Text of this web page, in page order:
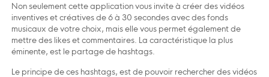
Non seulement cette application vous invite à créer des vidéos
inventives et créatives de 6 à 30 secondes avec des fonds
musicaux de votre choix, mais elle vous permet également de
mettre des likes et commentaires. La caractéristique la plus
éminente, est le partage de hashtags.
Le principe de ces hashtags, est de pouvoir rechercher des vidéos